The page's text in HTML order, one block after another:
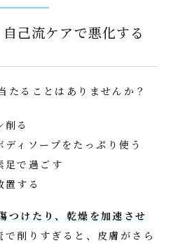
己流ケアで悪化する
たることはありませんか？
る
ィソープをたっぷり使う
足で過ごす
する
つけたり、乾燥を加速させ
で削りすぎると、皮膚がさら